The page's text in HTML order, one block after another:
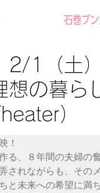
石巻ブ
2/1（土
想の暮ら
）
！
る、８年間の夫婦の
されながらも、その
と未来への希望に満